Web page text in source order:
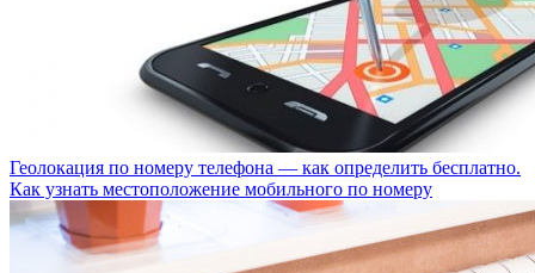
Геолокация по номеру телефона — как определить бесплатно.
Как узнать местоположение мобильного по номеру